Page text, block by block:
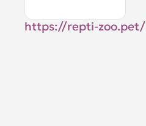
https://repti-zoo.pet/